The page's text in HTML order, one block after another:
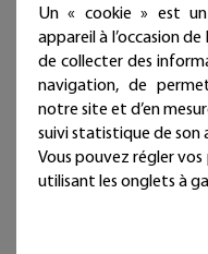
Décoration d’intérieur
la main dans notre
Fabrication française.
Chaque bijou de mur
pochette prête à offrir
artisanale et française !
Un « cookie » est
appareil à l’occasion
de collecter des
navigation, de
notre site et d’en
suivi statistique de son
Vous pouvez régler
utilisant les onglets à